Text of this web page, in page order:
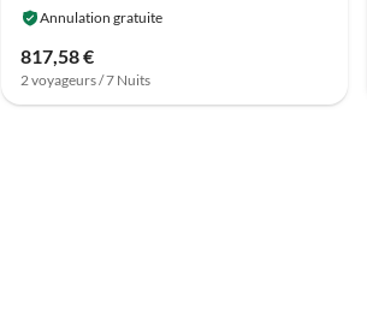
Annulation gratuite
817,58 €
2 voyageurs / 7 Nuits